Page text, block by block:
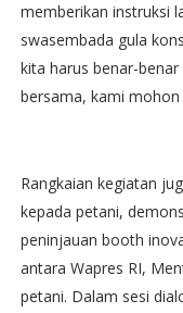
memberikan instruksi
swasembada gula
kita harus benar-
bersama, kami mohon
Rangkaian kegiatan
kepada petani,
peninjauan booth
antara Wapres RI,
petani. Dalam sesi